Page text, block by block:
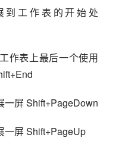
工作表的开始处
作表上最后一个使用
一屏 Shift+PageDown
一屏 Shift+PageUp